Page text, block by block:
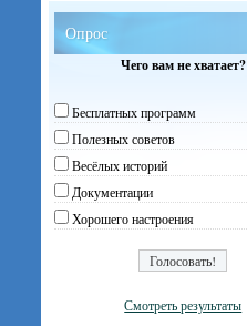
Опрос
Чего вам не хватает?
Бесплатных программ
Полезных советов
Весёлых историй
Документации
Хорошего настроения
Смотреть результаты